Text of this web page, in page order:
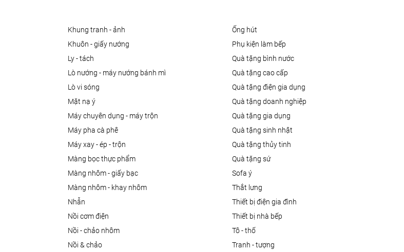
khung tranh - ảnh
khuôn - giấy nướng
ly - tách
lò nướng - máy nướng bánh mì
lò vi sóng
mặt nạ ý
máy chuyên dụng - máy trộn
máy pha cà phê
máy xay - ép - trộn
màng bọc thực phẩm
màng nhôm - giấy bạc
màng nhôm - khay nhôm
nhẫn
nồi cơm điện
nồi - chảo nhôm
nồi & chảo
ống hút
phụ kiện làm bếp
quà tặng bình nước
quà tặng cao cấp
quà tặng điện gia dụng
quà tặng doanh nghiệp
quà tặng gia dụng
quà tặng sinh nhật
quà tặng thủy tinh
quà tặng sứ
sofa ý
thắt lưng
thiết bị điện gia đình
thiết bị nhà bếp
tô - thố
tranh - tượng